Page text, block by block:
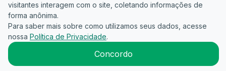
Guia do
Candidato
Para
empresas
Política de
Privacidade
Termos
2026CandidataAI
visitantes interagem com o site, coletando informações de
forma anônima.
Para saber mais sobre como utilizamos seus dados, acesse
nossa Política de Privacidade.
Concordo